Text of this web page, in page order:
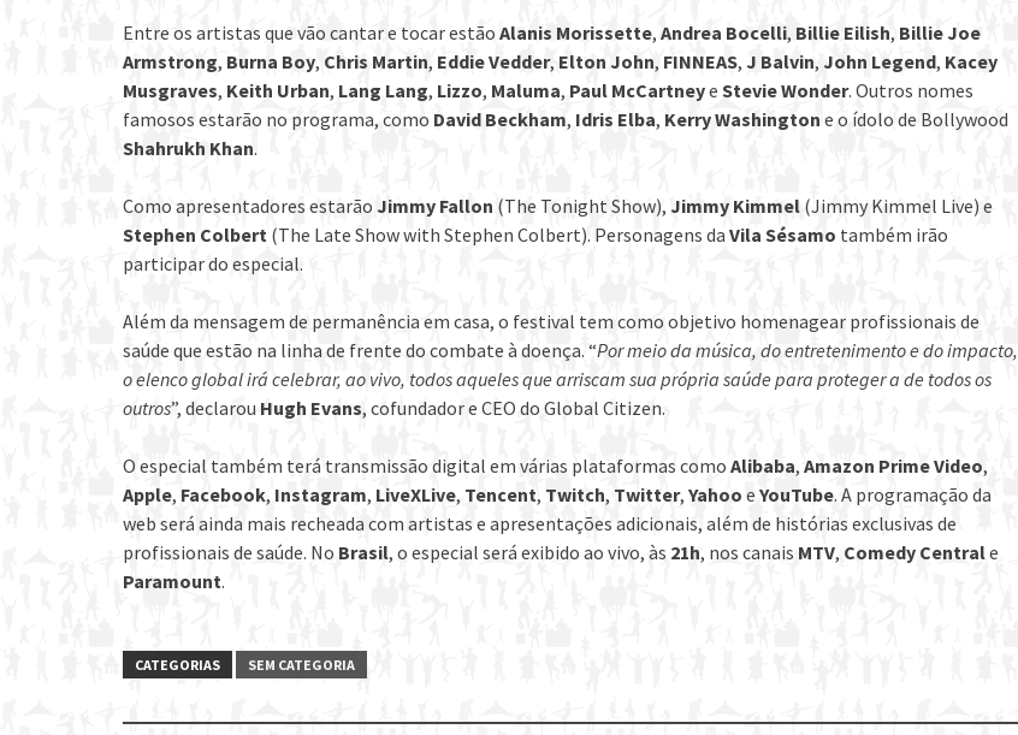
Entre os artistas que vão cantar e tocar estão Alanis Morissette, Andrea Bocelli, Billie Eilish, Billie Joe
Armstrong, Burna Boy, Chris Martin, Eddie Vedder, Elton John, FINNEAS, J Balvin, John Legend, Kacey
Musgraves, Keith Urban, Lang Lang, Lizzo, Maluma, Paul McCartneye Stevie Wonder. Outros nomes
famosos estarão no programa, como David Beckham, Idris Elba, Kerry Washington e o ídolo de Bollywood
Shahrukh Khan.
Como apresentadores estarão Jimmy Fallon (The Tonight Show), Jimmy Kimmel (Jimmy Kimmel Live) e
Stephen Colbert (The Late Show with Stephen Colbert). Personagens da Vila Sésamo também irão
participar do especial.
Além da mensagem de permanência em casa, o festival tem como objetivo homenagear profissionais de
saúde que estão na linha de frente do combate à doença. “Por meio da música, do entretenimento e do impacto,
o elenco global irá celebrar, ao vivo, todos aqueles que arriscam sua própria saúde para proteger a de todos os
outros”, declarou Hugh Evans, cofundador e CEO do Global Citizen.
O especial também terá transmissão digital em várias plataformas como Alibaba, Amazon Prime Video,
Apple, Facebook, Instagram, LiveXLive, Tencent, Twitch, Twitter, Yahoo e YouTube. A programação da
web será ainda mais recheada com artistas e apresentações adicionais, além de histórias exclusivas de
profissionais de saúde. No Brasil, o especial será exibido ao vivo, às 21h, nos canais MTV, Comedy Centrale
Paramount.
CATEGORIAS SEM CATEGORIA